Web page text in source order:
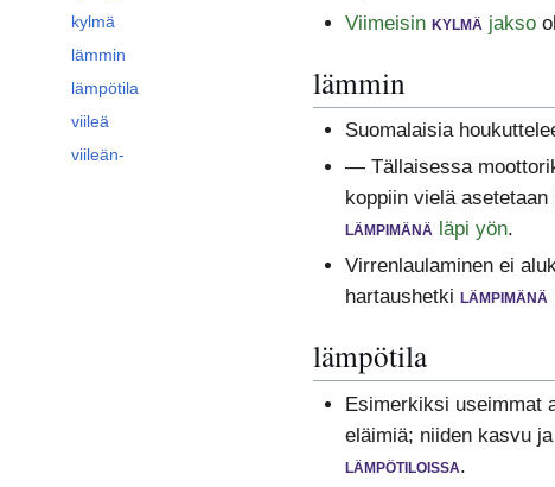
kylmä
lämmin
lämpötila
viileä
viileän-
Viimeisin kylmä jakso
lämmin
Suomalaisia
— Tällaisessa
koppiin vielä
lämpimänä läpi yön.
Virrenlaulaminen ei
hartaushetki lämpimänä
lämpötila
Esimerkiksi useimmat
eläimiä; niiden kasvu
lämpötiloissa.